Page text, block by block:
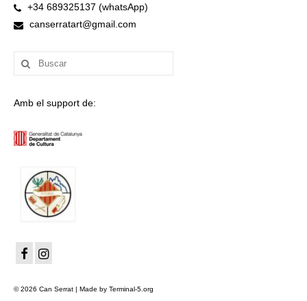
+34 689325137 (whatsApp)
canserratart@gmail.com
Buscar
por:
Amb el support de:
© 2026 Can Serrat | Made by Terminal-5.org